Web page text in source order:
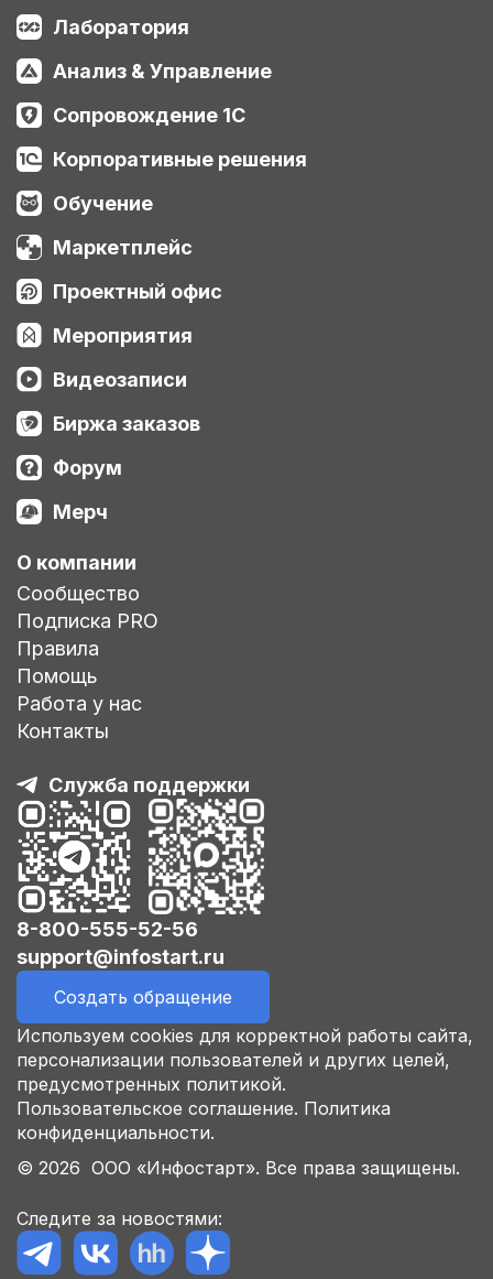
Лаборатория
Анализ & Управление
Сопровождение 1С
Корпоративные решения
Обучение
Маркетплейс
Проектный офис
Мероприятия
Видеозаписи
Биржа заказов
Форум
Мерч
О компании
Сообщество
Подписка PRO
Правила
Помощь
Работа у нас
Контакты
Служба поддержки
8-800-555-52-56
support@infostart.ru
Создать обращение
Используем cookies для корректной работы сайта,
персонализации пользователей и других целей,
предусмотренных политикой.
Пользовательское соглашение. Политика
конфиденциальности.
© 2026 ООО «Инфостарт». Все права защищены.
Следите за новостями: